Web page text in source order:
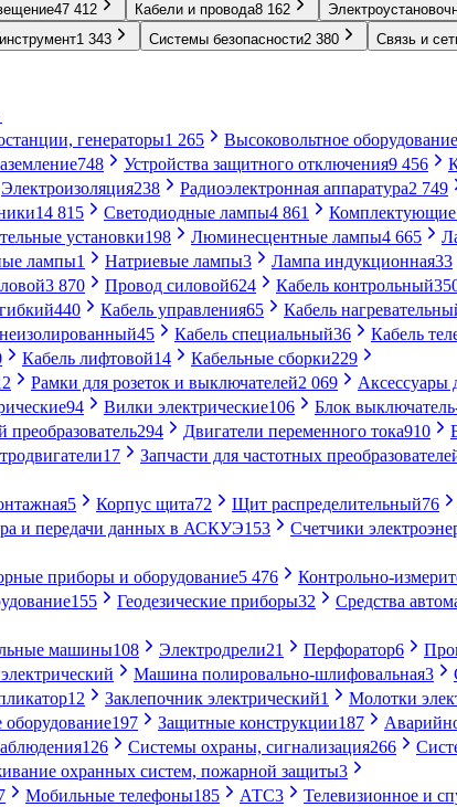
47 412 Кабели и провода8 162
1 343 Системы безопасности2 380 Связь и
генераторы1 265 Высоковольтное оборудование
748 Устройства защитного отключения9 456
Электроизоляция238 Радиоэлектронная аппаратура2 749
14 815 Светодиодные лампы4 861 Комплектующие
установки198 Люминесцентные лампы4 665
лампы1 Натриевые лампы3 Лампа индукционная33
3 870 Провод силовой624 Кабель контрольный
440 Кабель управления65 Кабель
45 Кабель специальный36 Кабель
Кабель лифтовой14 Кабельные сборки229
Рамки для розеток и выключателей2 069 Аксессуары
94 Вилки электрические106 Блок
преобразователь294 Двигатели переменного тока910
17 Запчасти для частотных
5 Корпус щита72 Щит распределительный76
и передачи данных в АСКУЭ153 Счетчики
приборы и оборудование5 476 Контрольно-
155 Геодезические приборы32 Средства
машины108 Электродрели21 Перфоратор6
Машина полировально-шлифовальная3
12 Заклепочник электрический1 Молотки
197 Защитные конструкции187
126 Системы охраны, сигнализация266
охранных систем, пожарной защиты3
Мобильные телефоны185 АТС3 Телевизионное и